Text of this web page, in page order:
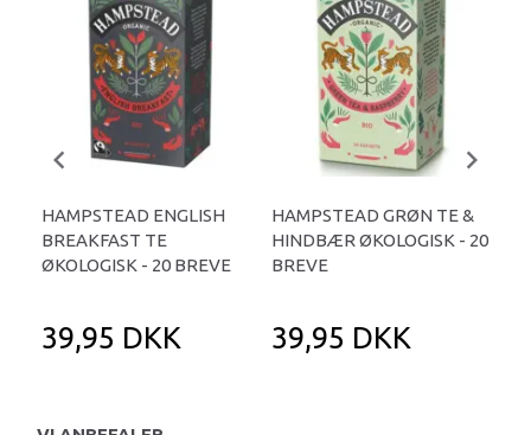
HAMPSTEAD ENGLISH
BREAKFAST TE
ØKOLOGISK - 20 BREVE
39,95 DKK
HAMPSTEAD GRØN TE &
HINDBÆR ØKOLOGISK - 20
BREVE
39,95 DKK